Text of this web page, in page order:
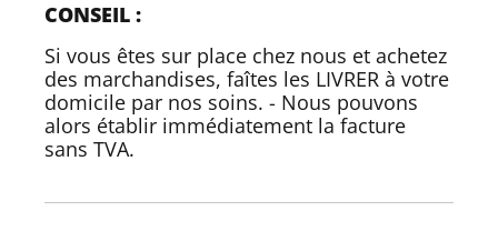
CONSEIL :
Si vous êtes sur place chez nous et achetez
des marchandises, faîtes les LIVRER à votre
domicile par nos soins. - Nous pouvons
alors établir immédiatement la facture
sans TVA.